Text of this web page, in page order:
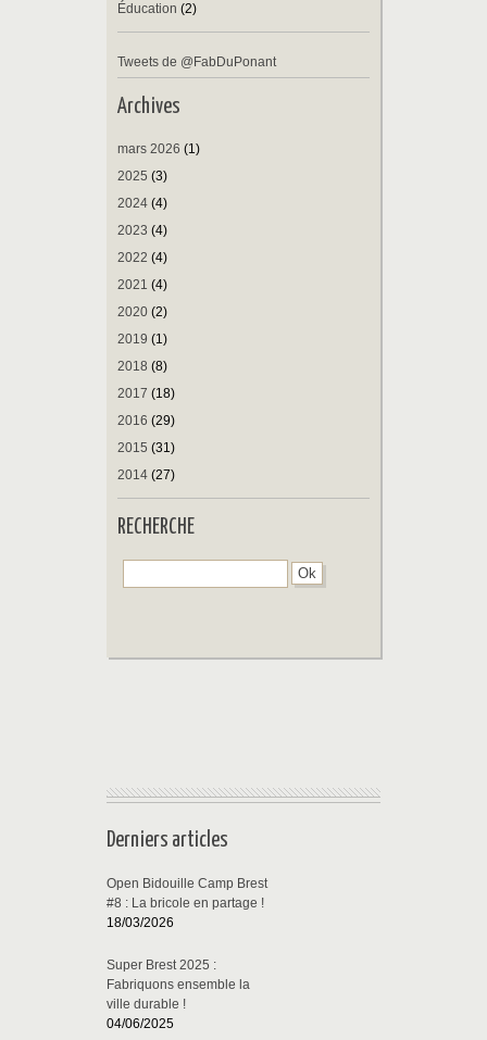
Éducation (2)
Tweets de @FabDuPonant
Archives
mars 2026 (1)
2025 (3)
2024 (4)
2023 (4)
2022 (4)
2021 (4)
2020 (2)
2019 (1)
2018 (8)
2017 (18)
2016 (29)
2015 (31)
2014 (27)
RECHERCHE
Derniers articles
Open Bidouille Camp Brest
#8 : La bricole en partage !
18/03/2026
Super Brest 2025 :
Fabriquons ensemble la
ville durable !
04/06/2025